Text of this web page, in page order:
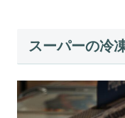
スーパーの冷